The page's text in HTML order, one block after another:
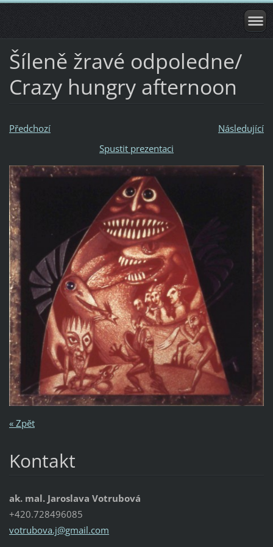
Šíleně žravé odpoledne/
Crazy hungry afternoon
Předchozí
Následující
Spustit prezentaci
« Zpět
Kontakt
ak. mal. Jaroslava Votrubová
+420.728496085
votrubova.j@gmail.com